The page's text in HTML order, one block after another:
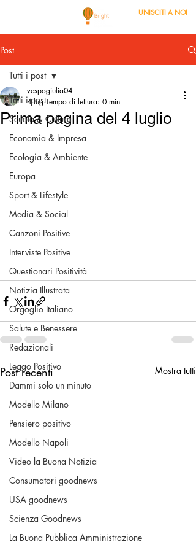
UNISCITI A NOI
Post
Tutti i post
Scuola & Cultura
Economia & Impresa
Ecologia & Ambiente
Europa
Sport & Lifestyle
Media & Social
Canzoni Positive
Interviste Positive
Questionari Positività
Notizia Illustrata
Orgoglio Italiano
Salute e Benessere
Redazionali
Leggo Positivo
Dammi solo un minuto
Modello Milano
Pensiero positivo
Modello Napoli
Video la Buona Notizia
Consumatori goodnews
USA goodnews
Scienza Goodnews
La Buona Pubblica Amministrazione
Tutti i post
Prima pagina del 4 luglio
vespogiulia04
4 lug Tempo di lettura: 0 min
Post recenti Mostra tutti